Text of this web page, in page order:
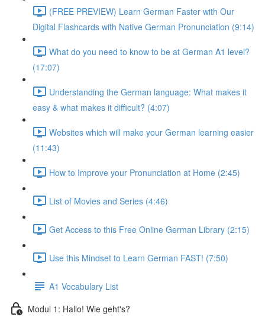
(FREE PREVIEW) Learn German Faster with Our
Digital Flashcards with Native German Pronunciation (9:14)
What do you need to know to be at German A1 level?
(17:07)
Understanding the German language: What makes it
easy & what makes it difficult? (4:07)
Websites which will make your German learning easier
(11:43)
How to Improve your Pronunciation at Home (2:45)
List of Movies and Series (4:46)
Get Access to this Free Online German Library (2:15)
Use this Mindset to Learn German FAST! (7:50)
A1 Vocabulary List
Modul 1: Hallo! Wie geht's?